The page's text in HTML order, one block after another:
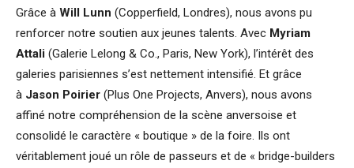
Grâce à Will Lunn (Copperfield, Londres), nous avons pu
renforcer notre soutien aux jeunes talents. Avec Myriam
Attali (Galerie Lelong & Co., Paris, New York), l’intérêt des
galeries parisiennes s’est nettement intensifié. Et grâce
à Jason Poirier (Plus One Projects, Anvers), nous avons
affiné notre compréhension de la scène anversoise et
consolidé le caractère « boutique » de la foire. Ils ont
véritablement joué un rôle de passeurs et de « bridge-builders